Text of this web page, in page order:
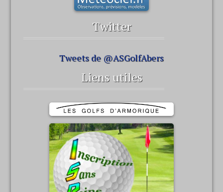
Twitter
Tweets de @ASGolfAbers
Liens utiles